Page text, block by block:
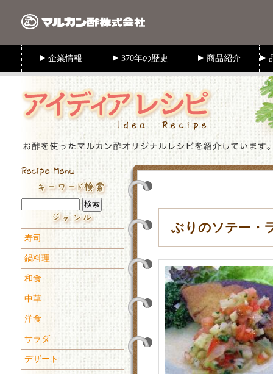
寿司
鍋料理
和食
中華
洋食
サラダ
デザート
ぶりのソテー・